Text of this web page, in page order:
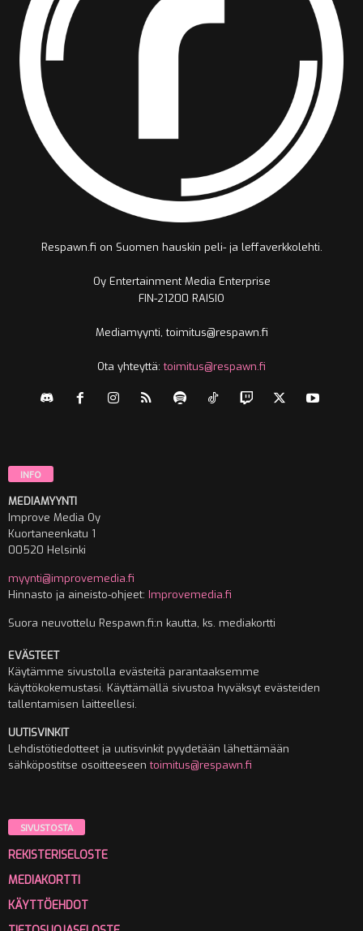
Respawn.fi on Suomen hauskin peli- ja leffaverkkolehti.
Oy Entertainment Media Enterprise
FIN-21200 RAISIO
Mediamyynti, toimitus@respawn.fi
Ota yhteyttä:toimitus@respawn.fi
INFO
MEDIAMYYNTI
Improve Media Oy
Kuortaneenkatu 1
00520 Helsinki
myynti@improvemedia.fi
Hinnasto ja aineisto-ohjeet: Improvemedia.fi
Suora neuvottelu Respawn.fi:n kautta, ks. mediakortti
EVÄSTEET
Käytämme sivustolla evästeitä parantaaksemme
käyttökokemustasi. Käyttämällä sivustoa hyväksyt evästeiden
tallentamisen laitteellesi.
UUTISVINKIT
Lehdistötiedotteet ja uutisvinkit pyydetään lähettämään
sähköpostitse osoitteeseentoimitus@respawn.fi
SIVUSTOSTA
REKISTERISELOSTE
MEDIAKORTTI
KÄYTTÖEHDOT